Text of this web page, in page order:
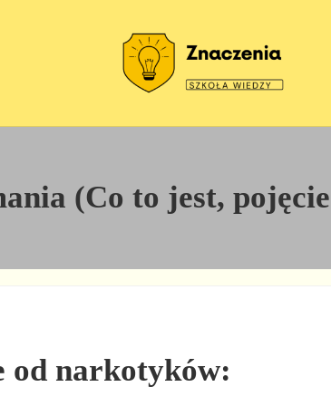
(Co to jest,
od narkotyków: